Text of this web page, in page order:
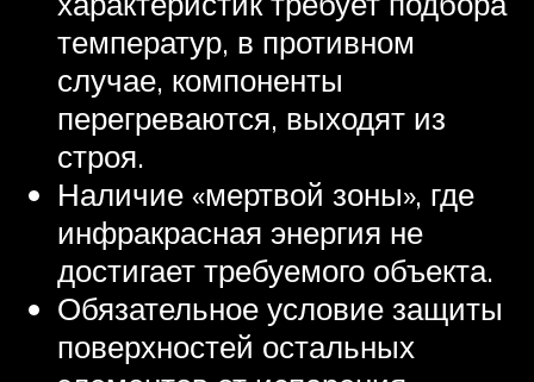
температур, в противном
случае, компоненты
перегреваются, выходят из
строя.
Наличие «мертвой зоны», где
инфракрасная энергия не
достигает требуемого объекта.
Обязательное условие защиты
поверхностей остальных